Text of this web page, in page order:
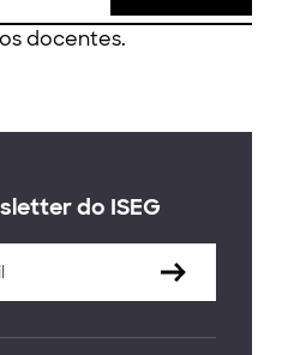
docentes.
do ISEG